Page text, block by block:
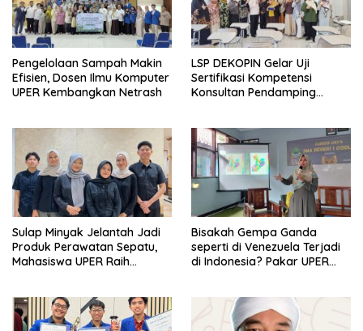
Pengelolaan Sampah Makin
Efisien, Dosen Ilmu Komputer
UPER Kembangkan Netrash
LSP DEKOPIN Gelar Uji
Sertifikasi Kompetensi
Konsultan Pendamping
Sulap Minyak Jelantah Jadi
Produk Perawatan Sepatu,
Mahasiswa UPER Raih
Bisakah Gempa Ganda
seperti di Venezuela Terjadi
di Indonesia? Pakar UPER